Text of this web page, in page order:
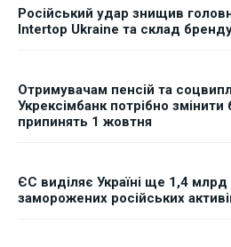
Російський удар знищив
Intertop Ukraine та склад
Отримувачам пенсій та
Укрексімбанк потрібно змінити
припинять 1 жовтня
ЄС виділяє Україні ще 1,4 млрд
заморожених російських